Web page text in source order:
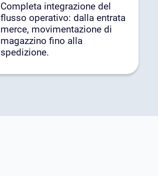
Completa integrazione del
flusso operativo: dalla entrata
merce, movimentazione di
magazzino fino alla
spedizione.